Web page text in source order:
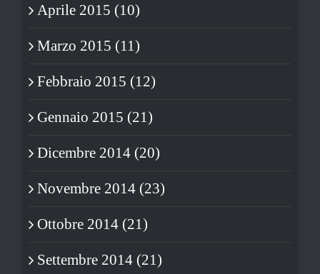
Aprile 2015 (10)
Marzo 2015 (11)
Febbraio 2015 (12)
Gennaio 2015 (21)
Dicembre 2014 (20)
Novembre 2014 (23)
Ottobre 2014 (21)
Settembre 2014 (21)